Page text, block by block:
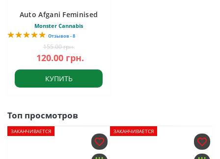
Auto Afgani Feminised
Monster Cannabis
Отзывов - 8
155.00 грн.
120.00 грн.
КУПИТЬ
Топ просмотров
ЗАКАНЧИВАЕТСЯ ЗАКАНЧИВАЕТСЯ